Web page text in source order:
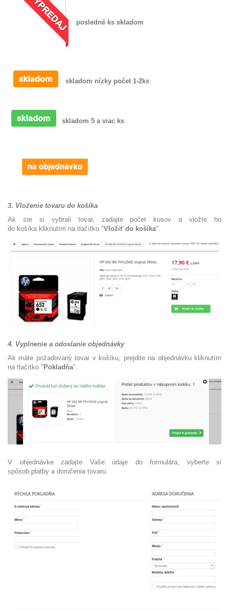
posledné ks skladom
skladom nízky počet 1-2ks
skladom 5 a viac ks
3. Vloženie tovaru do košíka
Ak ste si vybrali tovar, zadajte počet kusov a vložte ho
do košíka kliknutím na tlačítko "Vložiť do košíka".
4. Vyplnenie a odoslanie objednávky
Ak máte požadovaný tovar v košíku, prejdite na objednávku kliknutím
na tlačítko " Pokladňa".
V objednávke zadajte Vaše údaje do formulára, vyberte si
spôsob platby a doručenia tovaru.